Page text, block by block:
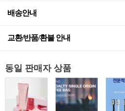
배송안내
교환/반품/환불 안내
동일 판매자 상품